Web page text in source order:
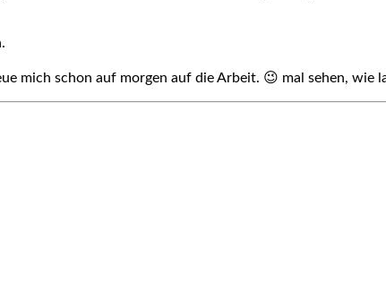
mich schon auf morgen auf die Arbeit. 😉 mal sehen, wie